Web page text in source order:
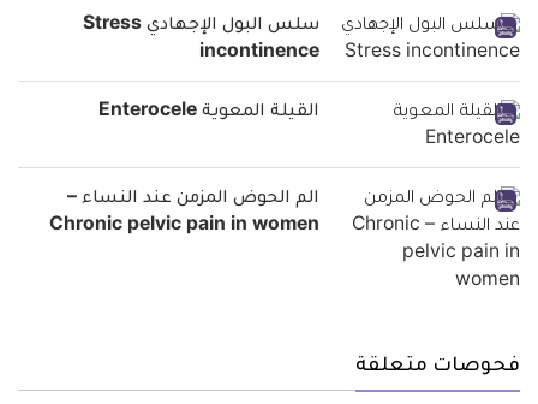
سلس البول الإجهادي Stress
incontinence
القيلة المعوية Enterocele
الم الحوض المزمن عند النساء –
Chronic pelvic pain in women
فحوصات متعلقة